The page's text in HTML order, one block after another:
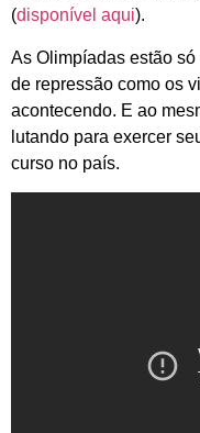
(disponível aqui).
As Olimpíadas estão
de repressão como os
acontecendo. E ao
lutando para exercer
curso no país.